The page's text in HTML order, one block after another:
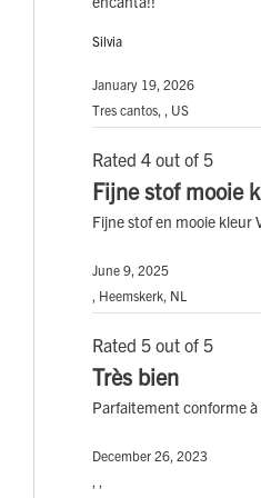
Silvia
January 19, 2026
Tres cantos, , US
Rated 4 out of 5
Fijne stof mooie
Fijne stof en mooie
June 9, 2025
, Heemskerk, NL
Rated 5 out of 5
Très bien
Parfaitement conforme
December 26, 2023
, ,